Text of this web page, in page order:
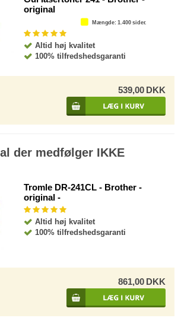
original
Mængde: 1.400 sider.
Altid høj kvalitet
100% tilfredshedsgaranti
539,00 DKK
der medfølger IKKE
Tromle DR-241CL - Brother -
original -
Altid høj kvalitet
100% tilfredshedsgaranti
861,00 DKK